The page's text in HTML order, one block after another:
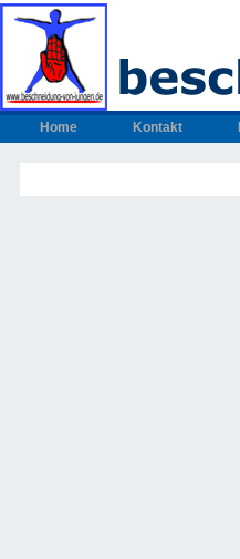
Home Kontakt